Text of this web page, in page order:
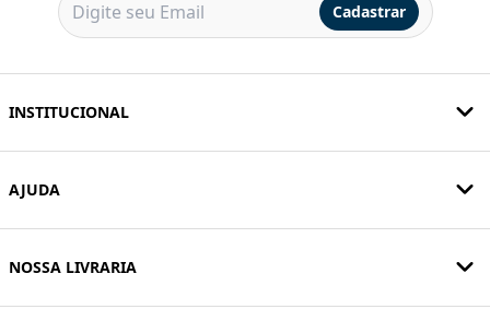
Cadastrar
INSTITUCIONAL
AJUDA
NOSSA LIVRARIA